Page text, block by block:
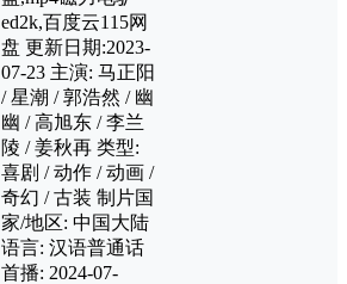
ed2k,百度云115网
盘 更新日期:2023-
07-23 主演: 马正阳
/ 星潮 / 郭浩然 / 幽
幽 / 高旭东 / 李兰
陵 / 姜秋再 类型:
喜剧 / 动作 / 动画 /
奇幻 / 古装 制片国
家/地区: 中国大陆
语言: 汉语普通话
首播: 2024-07-